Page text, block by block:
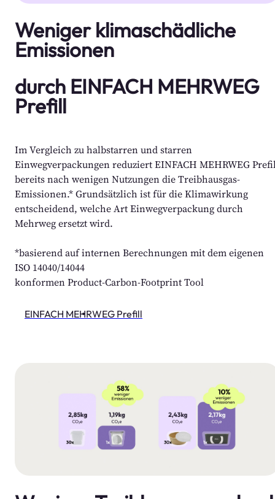
Weniger klimaschädliche
Emissionen
durch EINFACH MEHRWEG
Prefill
Im Vergleich zu halbstarren und starren
Einwegverpackungen reduziert EINFACH MEHRWEG
bereits nach wenigen Nutzungen die Treibhausgas-
Emissionen.* Grundsätzlich ist für die Klimawirkung
entscheidend, welche Art Einwegverpackung durch
Mehrweg ersetzt wird.
*basierend auf internen Berechnungen mit dem eigenen
ISO 14040/14044
konformen Product-Carbon-Footprint Tool
EINFACH MEHRWEG Prefill